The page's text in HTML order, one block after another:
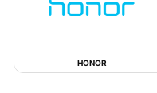
HONOR